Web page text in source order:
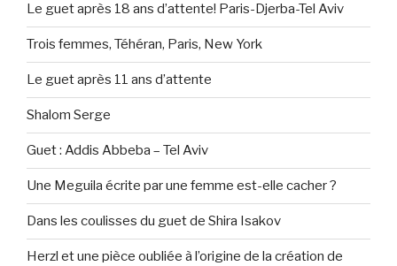
Le guet après 18 ans d’attente! Paris-Djerba-Tel Aviv
Trois femmes, Téhéran, Paris, New York
Le guet après 11 ans d’attente
Shalom Serge
Guet : Addis Abbeba – Tel Aviv
Une Meguila écrite par une femme est-elle cacher ?
Dans les coulisses du guet de Shira Isakov
Herzl et une pièce oubliée à l’origine de la création de